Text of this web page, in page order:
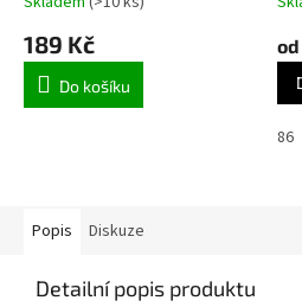
189 Kč
Do košíku
od
86
Popis Diskuze
Detailní popis produktu